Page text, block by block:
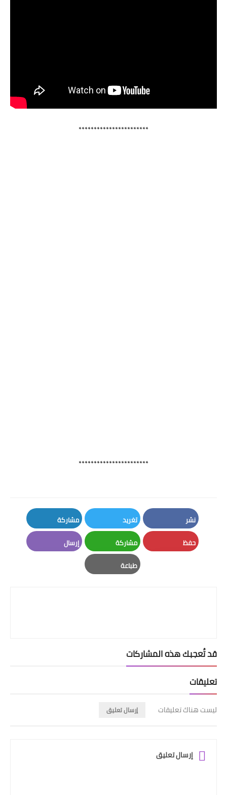
***********************
***********************
نشر
Facebook
تغريد
Twitter
مشاركة
LinkedIn
حفظ مشاركة
Whatsapp
إرسال
طباعة
قد تُعجبك هذه المشاركات
تعليقات
ليست هناك تعليقات إرسال تعليق
إرسال تعليق